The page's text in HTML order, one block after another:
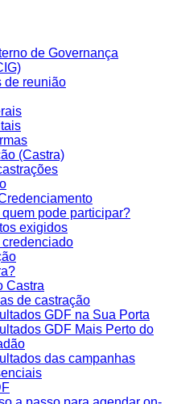
de Governança
de reunião
(Castra)
pode participar?
exigidos
Castra
de castração
GDF na Sua Porta
GDF Mais Perto do
das campanhas